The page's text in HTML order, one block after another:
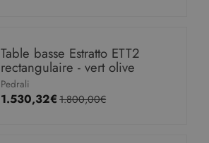
Table basse Estratto ETT2
rectangulaire - vert olive
Pedrali
1.530,32€ 1.800,00€